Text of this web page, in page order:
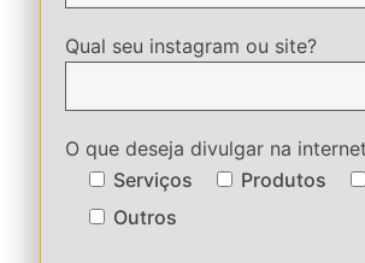
Qual seu instagram ou site?
O que deseja divulgar na
Serviços
Produtos
Outros